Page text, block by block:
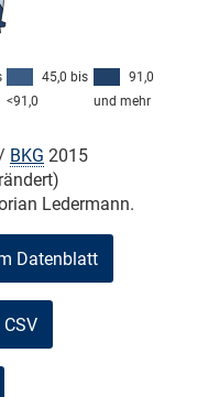
91,0
und mehr
45,0 bis
<91,0
BKG 2015
Ledermann.
Datenblatt